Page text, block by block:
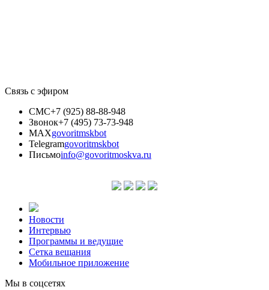
Связь с эфиром
СМС+7 (925) 88-88-948
Звонок+7 (495) 73-73-948
MAXgovoritmskbot
Telegramgovoritmskbot
Письмоinfo@govoritmoskva.ru
Новости
Интервью
Программы и ведущие
Сетка вещания
Мобильное приложение
Мы в соцсетях